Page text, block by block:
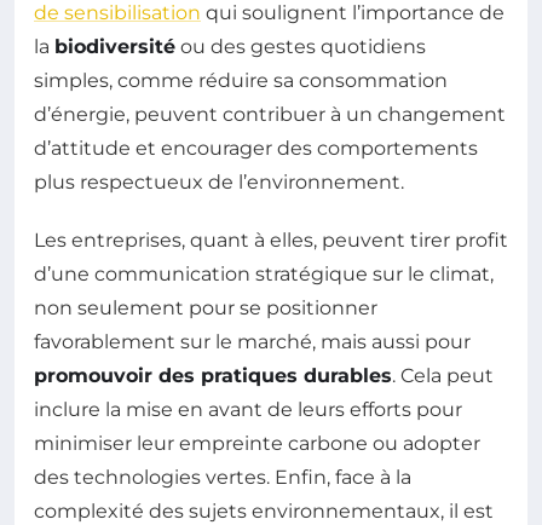
de sensibilisation qui soulignent l’importance de
la biodiversité ou des gestes quotidiens
simples, comme réduire sa consommation
d’énergie, peuvent contribuer à un changement
d’attitude et encourager des comportements
plus respectueux de l’environnement.
Les entreprises, quant à elles, peuvent tirer profit
d’une communication stratégique sur le climat,
non seulement pour se positionner
favorablement sur le marché, mais aussi pour
promouvoir des pratiques durables. Cela peut
inclure la mise en avant de leurs efforts pour
minimiser leur empreinte carbone ou adopter
des technologies vertes. Enfin, face à la
complexité des sujets environnementaux, il est